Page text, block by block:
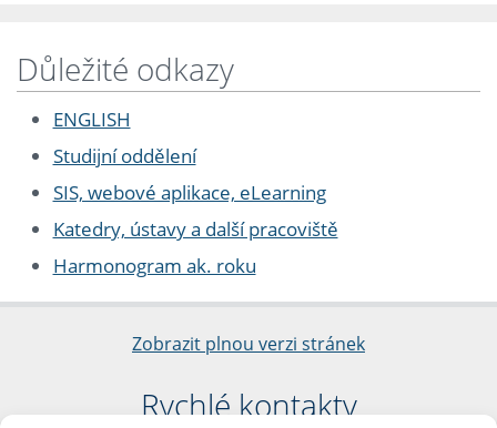
Důležité odkazy
ENGLISH
Studijní oddělení
SIS, webové aplikace, eLearning
Katedry, ústavy a další pracoviště
Harmonogram ak. roku
Zobrazit plnou verzi stránek
Rychlé kontakty